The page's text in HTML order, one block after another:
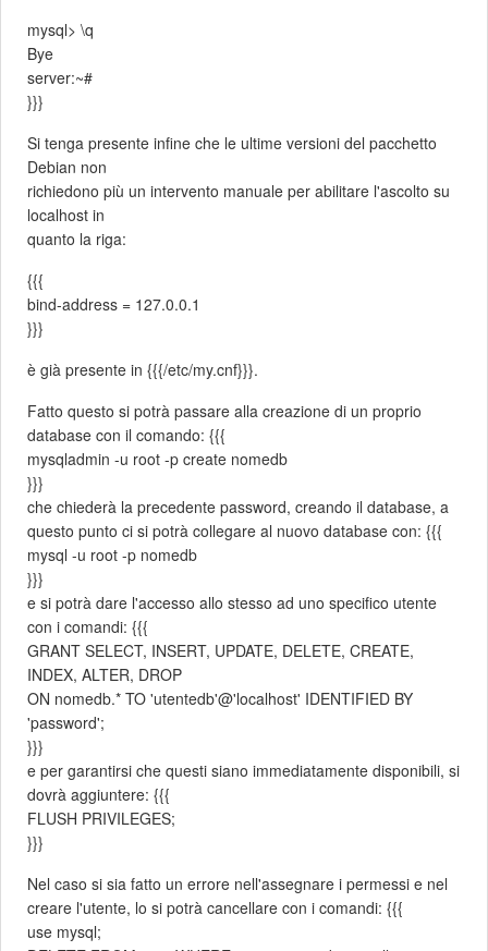
mysql> \q
Bye
server:~#
}}}
Si tenga presente infine che le ultime versioni del pacchetto
Debian non
richiedono più un intervento manuale per abilitare l'ascolto su
localhost in
quanto la riga:
{{{
bind-address = 127.0.0.1
}}}
è già presente in {{{/etc/my.cnf}}}.
Fatto questo si potrà passare alla creazione di un proprio
database con il comando: {{{
mysqladmin -u root -p create nomedb
}}}
che chiederà la precedente password, creando il database, a
questo punto ci si potrà collegare al nuovo database con: {{{
mysql -u root -p nomedb
}}}
e si potrà dare l'accesso allo stesso ad uno specifico utente
con i comandi: {{{
GRANT SELECT, INSERT, UPDATE, DELETE, CREATE,
INDEX, ALTER, DROP
ON nomedb.* TO 'utentedb'@'localhost' IDENTIFIED BY
'password';
}}}
e per garantirsi che questi siano immediatamente disponibili, si
dovrà aggiuntere: {{{
FLUSH PRIVILEGES;
}}}
Nel caso si sia fatto un errore nell'assegnare i permessi e nel
creare l'utente, lo si potrà cancellare con i comandi: {{{
use mysql;